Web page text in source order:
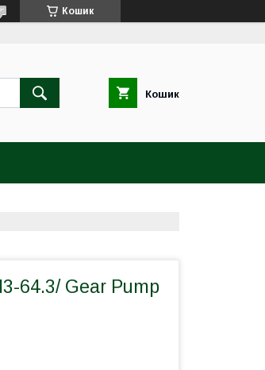
Кошик
Кошик
64.3/ Gear Pump